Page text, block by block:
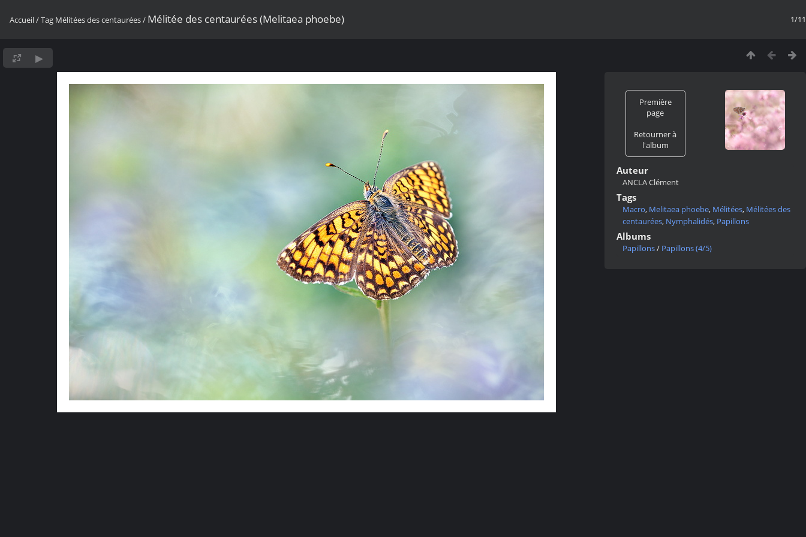
1/11
Accueil/Tag Mélitées des centaurées/ Mélitée des centaurées (Melitaea phoebe)
Première
page
Retourner à
l'album
Auteur
ANCLA Clément
Tags
Macro, Melitaea phoebe, Mélitées, Mélitées des
centaurées, Nymphalidés, Papillons
Albums
Papillons/ Papillons (4/5)